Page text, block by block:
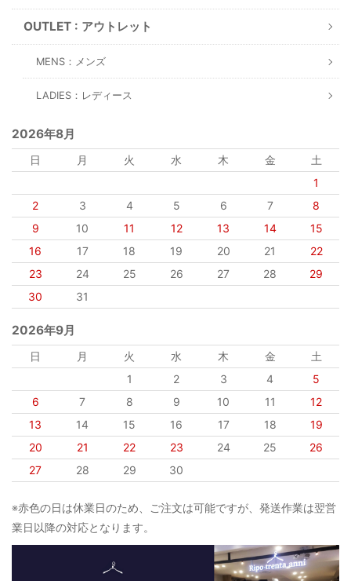
OUTLET : アウトレット
MENS：メンズ
LADIES：レディース
2026年8月
日 月 火 水 木 金
土
1
2
3 4 5 6 7
8
9
10 11 12 13 14
15
16
17 18 19 20 21
22
23
24 25 26 27 28
29
30
31
2026年9月
日 月 火 水 木 金
土
1
2 3 4
5
6
7 8 9 10 11
12
13
14 15 16 17 18
19
20
21 22 23 24 25
26
27
28 29 30
※赤色の日は休業日のため、ご注文は可能ですが、発送作業は翌営
業日以降の対応となります。